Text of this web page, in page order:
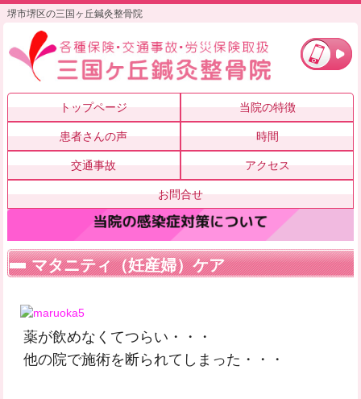
堺市堺区の三国ヶ丘鍼灸整骨院
トップページ 当院の特徴
患者さんの声 時間
交通事故 アクセス
お問合せ
マタニティ（妊産婦）ケア
薬が飲めなくてつらい・・・
他の院で施術を断られてしまった・・・